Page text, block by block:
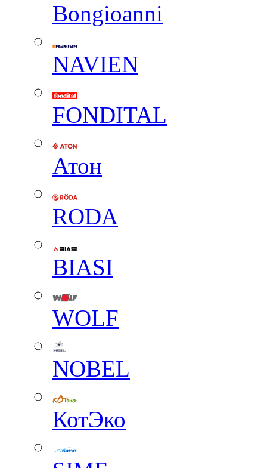
Вongioanni
NAVIEN
FONDITAL
Атон
RODA
BIASI
WOLF
NOBEL
КотЭко